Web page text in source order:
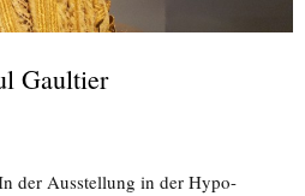
Gaultier
der Ausstellung in der Hypo-